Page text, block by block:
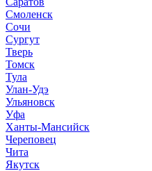
Смоленск
Сочи
Сургут
Тверь
Томск
Тула
Улан-Удэ
Ульяновск
Уфа
Ханты-Мансийск
Череповец
Чита
Якутск